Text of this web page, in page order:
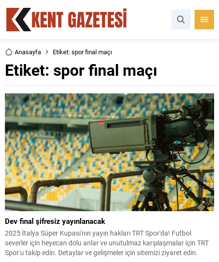
Anasayfa Etiket: spor final maçı
Etiket: spor final maçı
Dev final şifresiz yayınlanacak
2025 İtalya Süper Kupası'nın yayın hakları TRT Spor'da! Futbol
severler için heyecan dolu anlar ve unutulmaz karşılaşmalar için TRT
Spor'u takip edin. Detaylar ve gelişmeler için sitemizi ziyaret edin.